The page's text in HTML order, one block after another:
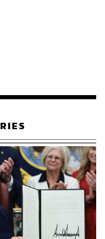
5 อันดับแรก ได้แก่
รา และ สหราช
ามสนใจมากที่สุด
รับอุตสาหกรรม
กลุ่มของหวานและ